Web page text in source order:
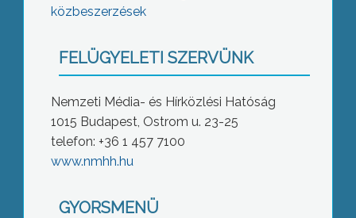
közbeszerzések
FELÜGYELETI SZERVÜNK
Nemzeti Média- és Hírközlési Hatóság
1015 Budapest, Ostrom u. 23-25
telefon: +36 1 457 7100
www.nmhh.hu
GYORSMENÜ